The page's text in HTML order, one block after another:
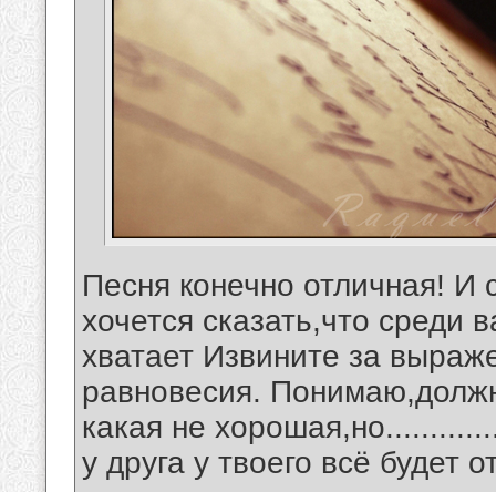
Песня конечно отличная! И
хочется сказать,что среди
хватает Извините за
равновесия.
какая не
у друга у твоего всё будет